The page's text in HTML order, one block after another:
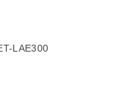
LAE300